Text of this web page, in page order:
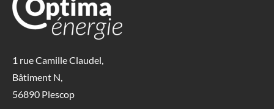
1 rue Camille Claudel,
Bâtiment N,
56890 Plescop